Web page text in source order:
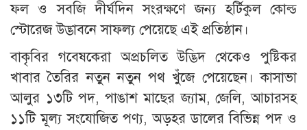
ফল ও সবজি দীর্ঘদিন সংরক্ষণে জন্য হর্টিকুল কোল্ড
স্টোরেজ উদ্ভাবনে সাফল্য পেয়েছে এই প্রতিষ্ঠান।
বাকৃবির গবেষকেরা অপ্রচলিত উদ্ভিদ থেকেও পুষ্টিকর
খাবার তৈরির নতুন নতুন পথ খুঁজে পেয়েছেন। কাসাভা
আলুর ১৩টি পদ, পাঙাশ মাছের জ্যাম, জেলি, আচারসহ
১১টি মূল্য সংযোজিত পণ্য, অড়হর ডালের বিভিন্ন পদ ও